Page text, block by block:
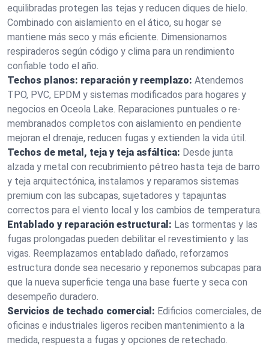
equilibradas protegen las tejas y reducen diques de hielo.
Combinado con aislamiento en el ático, su hogar se
mantiene más seco y más eficiente. Dimensionamos
respiraderos según código y clima para un rendimiento
confiable todo el año.
Techos planos: reparación y reemplazo: Atendemos
TPO, PVC, EPDM y sistemas modificados para hogares y
negocios en Oceola Lake. Reparaciones puntuales o re-
membranados completos con aislamiento en pendiente
mejoran el drenaje, reducen fugas y extienden la vida útil.
Techos de metal, teja y teja asfáltica: Desde junta
alzada y metal con recubrimiento pétreo hasta teja de barro
y teja arquitectónica, instalamos y reparamos sistemas
premium con las subcapas, sujetadores y tapajuntas
correctos para el viento local y los cambios de temperatura.
Entablado y reparación estructural: Las tormentas y las
fugas prolongadas pueden debilitar el revestimiento y las
vigas. Reemplazamos entablado dañado, reforzamos
estructura donde sea necesario y reponemos subcapas para
que la nueva superficie tenga una base fuerte y seca con
desempeño duradero.
Servicios de techado comercial: Edificios comerciales, de
oficinas e industriales ligeros reciben mantenimiento a la
medida, respuesta a fugas y opciones de retechado.